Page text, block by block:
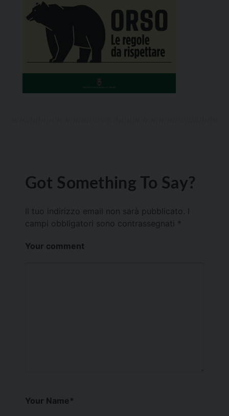
Got Something To Say?
Il tuo indirizzo email non sarà pubblicato.
campi obbligatori sono contrassegnati *
Your comment
Your Name*